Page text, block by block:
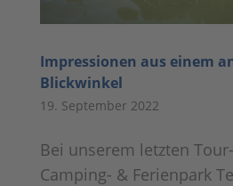
Impressionen aus einem
Blickwinkel
19. September 2022
Bei unserem letzten
Camping- & Ferienpark